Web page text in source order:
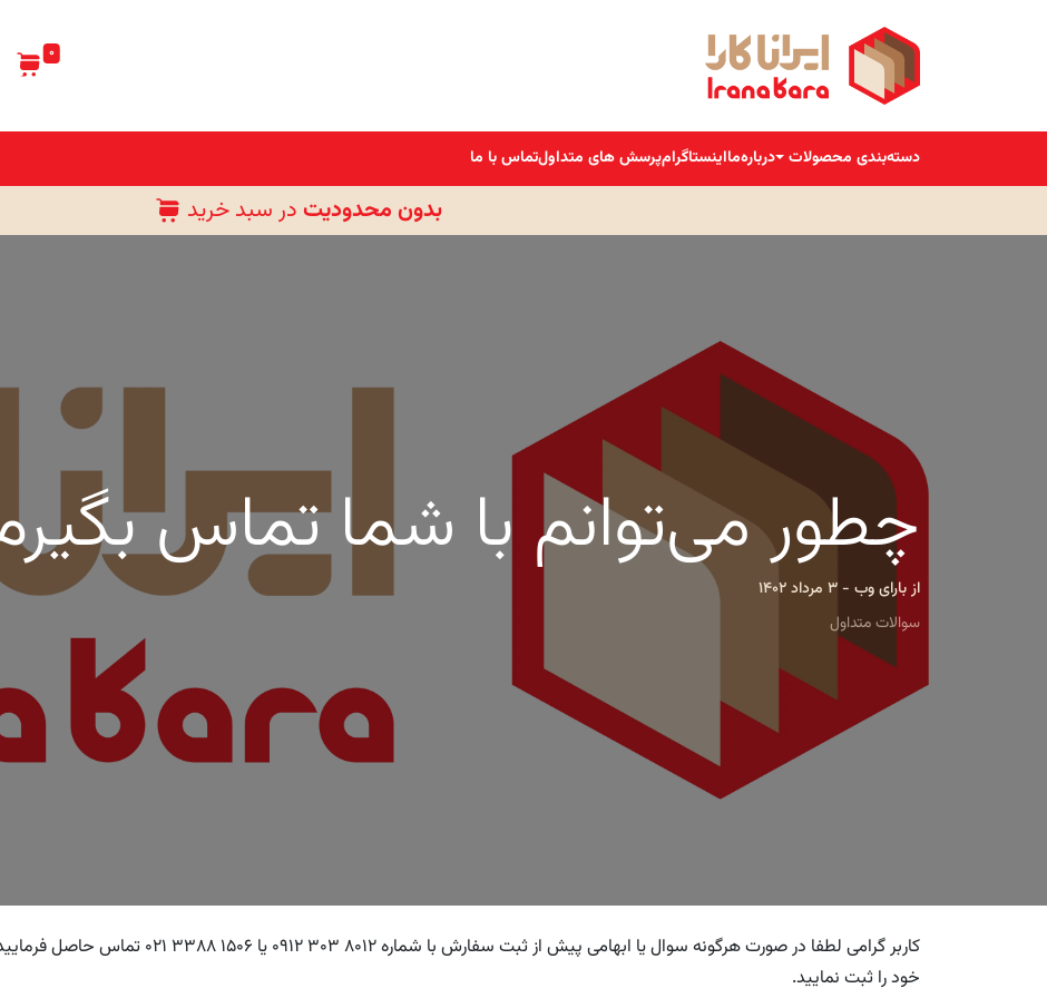
0
دسته‌بندی محصولات درباره‌مااینستاگرامپرسش های متداولتماس با ما
بدون محدودیتدر سبد خرید
چطور می‌توانم با شما تماس
ازبارای وب -3 مرداد 1402
سوالات متداول
کاربر گرامی لطفا در صورت هرگونه سوال یا ابهامی
خود را ثبت نمایید.